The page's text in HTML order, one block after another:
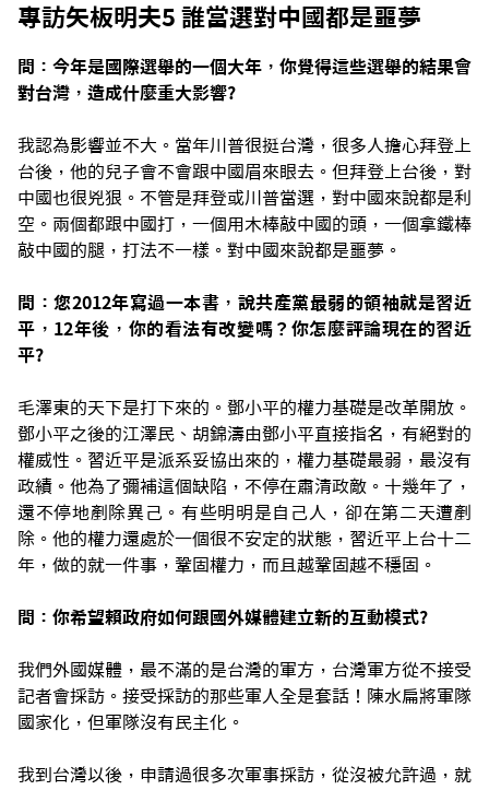
專訪矢板明夫5 誰當選對中國都是噩夢
問：今年是國際選舉的一個大年，你覺得這些選舉的結果會
對台灣，造成什麼重大影響?
我認為影響並不大。當年川普很挺台灣，很多人擔心拜登上
台後，他的兒子會不會跟中國眉來眼去。但拜登上台後，對
中國也很兇狠。不管是拜登或川普當選，對中國來說都是利
空。兩個都跟中國打，一個用木棒敲中國的頭，一個拿鐵棒
敲中國的腿，打法不一樣。對中國來說都是噩夢。
問：您2012年寫過一本書，說共產黨最弱的領袖就是習近
平，12年後，你的看法有改變嗎？你怎麼評論現在的習近
平?
毛澤東的天下是打下來的。鄧小平的權力基礎是改革開放。
鄧小平之後的江澤民、胡錦濤由鄧小平直接指名，有絕對的
權威性。習近平是派系妥協出來的，權力基礎最弱，最沒有
政績。他為了彌補這個缺陷，不停在肅清政敵。十幾年了，
還不停地剷除異己。有些明明是自己人，卻在第二天遭剷
除。他的權力還處於一個很不安定的狀態，習近平上台十二
年，做的就一件事，鞏固權力，而且越鞏固越不穩固。
問：你希望賴政府如何跟國外媒體建立新的互動模式?
我們外國媒體，最不滿的是台灣的軍方，台灣軍方從不接受
記者會採訪。接受採訪的那些軍人全是套話！陳水扁將軍隊
國家化，但軍隊沒有民主化。
我到台灣以後，申請過很多次軍事採訪，從沒被允許過，就